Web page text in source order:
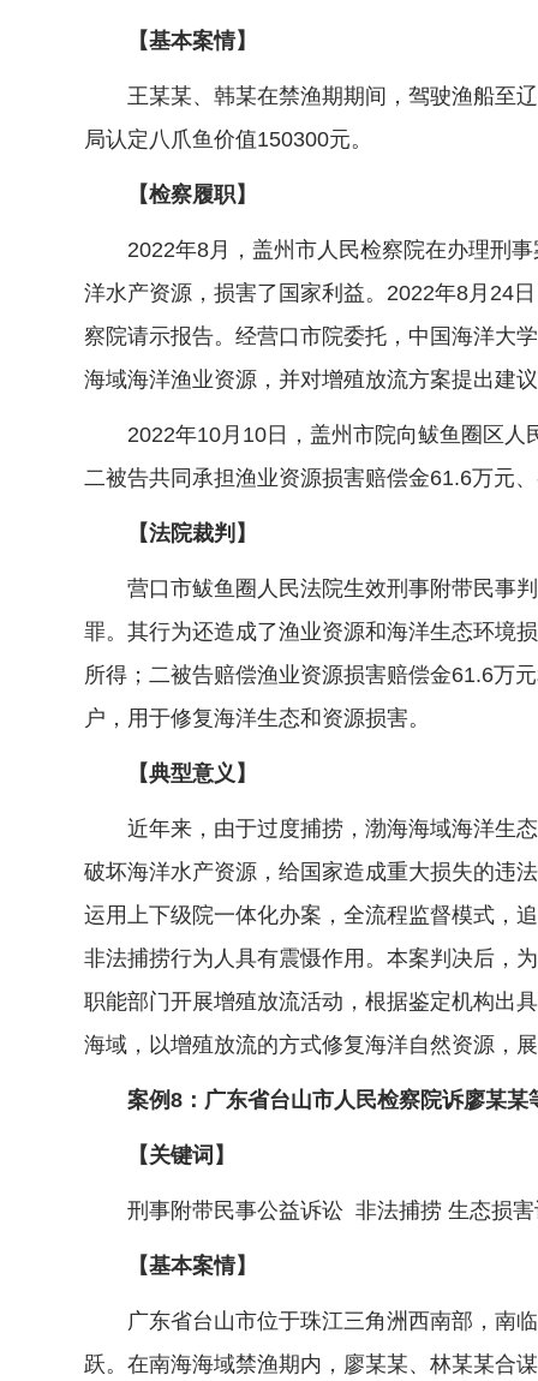
【基本案情】
王某某、韩某在禁渔期期间，驾驶渔船至辽
局认定八爪鱼价值150300元。
【检察履职】
2022年8月，盖州市人民检察院在办理刑事
洋水产资源，损害了国家利益。2022年8月24
察院请示报告。经营口市院委托，中国海洋大
海域海洋渔业资源，并对增殖放流方案提出建
2022年10月10日，盖州市院向鲅鱼圈区人
二被告共同承担渔业资源损害赔偿金61.6万元
【法院裁判】
营口市鲅鱼圈人民法院生效刑事附带民事判
罪。其行为还造成了渔业资源和海洋生态环境
所得；二被告赔偿渔业资源损害赔偿金61.6万
户，用于修复海洋生态和资源损害。
【典型意义】
近年来，由于过度捕捞，渤海海域海洋生态
破坏海洋水产资源，给国家造成重大损失的违
运用上下级院一体化办案，全流程监督模式，
非法捕捞行为人具有震慑作用。本案判决后，
职能部门开展增殖放流活动，根据鉴定机构出
海域，以增殖放流的方式修复海洋自然资源，
案例8：广东省台山市人民检察院诉廖某某
【关键词】
刑事附带民事公益诉讼 非法捕捞 生态损害
【基本案情】
广东省台山市位于珠江三角洲西南部，南临
跃。在南海海域禁渔期内，廖某某、林某某合